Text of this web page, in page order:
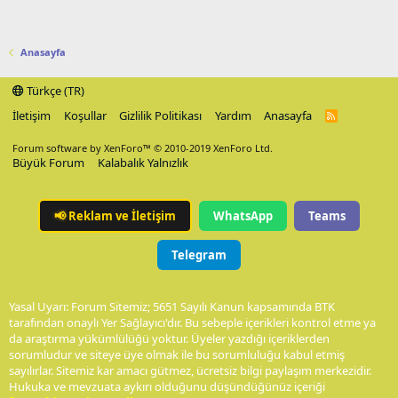
Anasayfa
Türkçe (TR)
İletişim
Koşullar Gizlilik Politikası Yardım Anasayfa
R
Forum software by XenForo™ © 2010-2019 XenForo Ltd.
Büyük Forum Kalabalık Yalnızlık
📢Reklam ve İletişim WhatsApp Teams
Telegram
Yasal Uyarı: Forum Sitemiz; 5651 Sayılı Kanun kapsamında BTK
tarafından onaylı Yer Sağlayıcı'dır. Bu sebeple içerikleri kontrol etme ya
da araştırma yükümlülüğü yoktur. Üyeler yazdığı içeriklerden
sorumludur ve siteye üye olmak ile bu sorumluluğu kabul etmiş
sayılırlar. Sitemiz kar amacı gütmez, ücretsiz bilgi paylaşım merkezidir.
Hukuka ve mevzuata aykırı olduğunu düşündüğünüz içeriği